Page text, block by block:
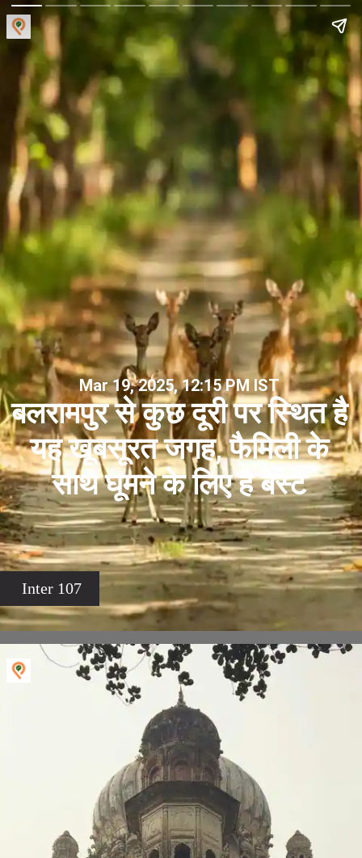
Mar 19, 2025, 12:15 PM IST
बलरामपुर से कुछ दूरी पर स्थित है
यह खूबसूरत जगह, फैमिली के
साथ घूमने के लिए है बेस्ट
Inter 107